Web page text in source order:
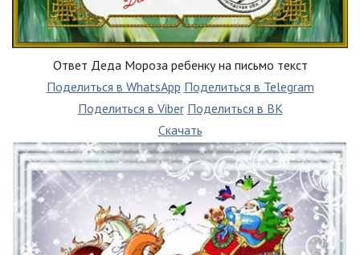
Ответ Деда Мороза ребенку на письмо текст
Поделиться в WhatsApp Поделиться в Telegram
Поделиться в Viber Поделиться в ВК
Скачать